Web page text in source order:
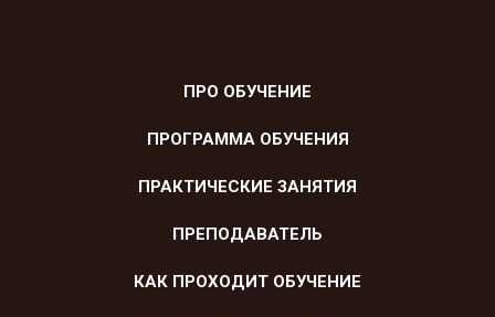
ПРО ОБУЧЕНИЕ
ПРОГРАММА ОБУЧЕНИЯ
ПРАКТИЧЕСКИЕ ЗАНЯТИЯ
ПРЕПОДАВАТЕЛЬ
КАК ПРОХОДИТ ОБУЧЕНИЕ